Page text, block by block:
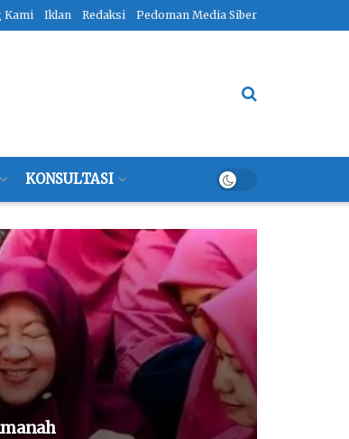
Kami Iklan Redaksi Pedoman Media Siber
KONSULTASI